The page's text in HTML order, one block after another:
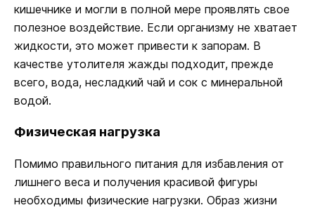
кишечнике и могли в полной мере проявлять свое
полезное воздействие. Если организму не хватает
жидкости, это может привести к запорам. В
качестве утолителя жажды подходит, прежде
всего, вода, несладкий чай и сок с минеральной
водой.
Физическая нагрузка
Помимо правильного питания для избавления от
лишнего веса и получения красивой фигуры
необходимы физические нагрузки. Образ жизни